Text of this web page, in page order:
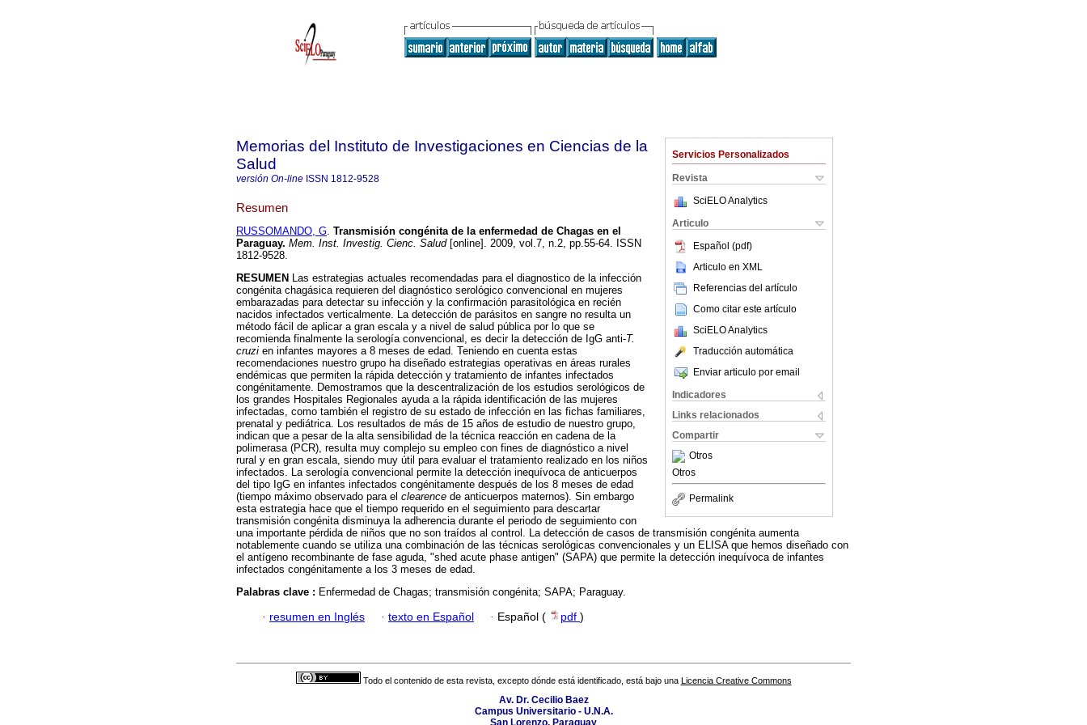
Servicios Personalizados
Revista
SciELO Analytics
Articulo
Español (pdf)
Articulo en XML
Referencias del artículo
Como citar este artículo
SciELO Analytics
Traducción automática
Enviar articulo por email
Indicadores
Links relacionados
Compartir
Otros
Otros
Permalink
Memorias del Instituto de Investigaciones en Ciencias de la
Salud
versión On-line ISSN 1812-9528
Resumen
RUSSOMANDO, G. Transmisión congénita de la enfermedad de Chagas en el
Paraguay. Mem. Inst. Investig. Cienc. Salud[online]. 2009, vol.7, n.2, pp.55-64. ISSN
1812-9528.
RESUMEN Las estrategias actuales recomendadas para el diagnostico de la infección
congénita chagásica requieren del diagnóstico serológico convencional en mujeres
embarazadas para detectar su infección y la confirmación parasitológica en recién
nacidos infectados verticalmente. La detección de parásitos en sangre no resulta un
método fácil de aplicar a gran escala y a nivel de salud pública por lo que se
recomienda finalmente la serología convencional, es decir la detección de IgG anti-T.
cruzi en infantes mayores a 8 meses de edad. Teniendo en cuenta estas
recomendaciones nuestro grupo ha diseñado estrategias operativas en áreas rurales
endémicas que permiten la rápida detección y tratamiento de infantes infectados
congénitamente. Demostramos que la descentralización de los estudios serológicos de
los grandes Hospitales Regionales ayuda a la rápida identificación de las mujeres
infectadas, como también el registro de su estado de infección en las fichas familiares,
prenatal y pediátrica. Los resultados de más de 15 años de estudio de nuestro grupo,
indican que a pesar de la alta sensibilidad de la técnica reacción en cadena de la
polimerasa (PCR), resulta muy complejo su empleo con fines de diagnóstico a nivel
rural y en gran escala, siendo muy útil para evaluar el tratamiento realizado en los niños
infectados. La serología convencional permite la detección inequívoca de anticuerpos
del tipo IgG en infantes infectados congénitamente después de los 8 meses de edad
(tiempo máximo observado para el clearence de anticuerpos maternos). Sin embargo
esta estrategia hace que el tiempo requerido en el seguimiento para descartar
transmisión congénita disminuya la adherencia durante el periodo de seguimiento con
una importante pérdida de niños que no son traídos al control. La detección de casos de transmisión congénita aumenta
notablemente cuando se utiliza una combinación de las técnicas serológicas convencionales y un ELISA que hemos diseñado con
el antígeno recombinante de fase aguda, "shed acute phase antigen" (SAPA) que permite la detección inequívoca de infantes
infectados congénitamente a los 3 meses de edad.
Palabras clave : Enfermedad de Chagas; transmisión congénita; SAPA; Paraguay.
· resumen en Inglés · texto en Español · Español ( pdf )
Todo el contenido de esta revista, excepto dónde está identificado, está bajo una Licencia Creative Commons
Av. Dr. Cecilio Baez
Campus Universitario - U.N.A.
San Lorenzo, Paraguay